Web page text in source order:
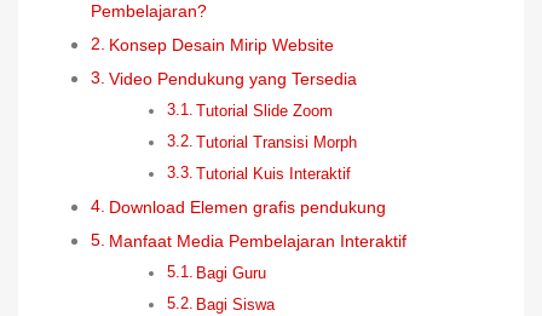
Pembelajaran?
Konsep Desain Mirip Website
Video Pendukung yang Tersedia
Tutorial Slide Zoom
Tutorial Transisi Morph
Tutorial Kuis Interaktif
Download Elemen grafis pendukung
Manfaat Media Pembelajaran Interaktif
Bagi Guru
Bagi Siswa